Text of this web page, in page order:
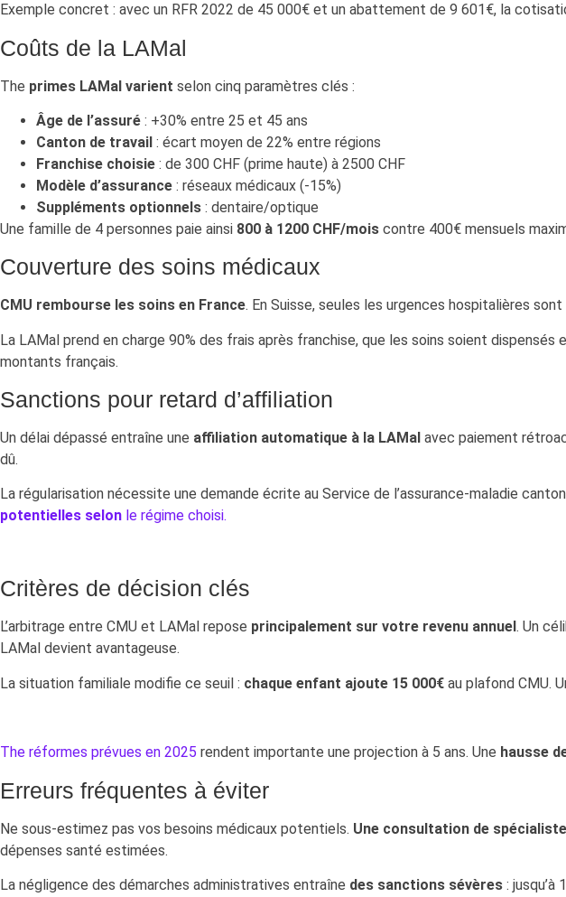
Exemple concret : avec un RFR 2022 de 45 000€ et un abattement de 9 601€, la
Coûts de la LAMal
The primes LAMal varient selon cinq paramètres clés :
Âge de l’assuré : +30% entre 25 et 45 ans
Canton de travail : écart moyen de 22% entre régions
Franchise choisie : de 300 CHF (prime haute) à 2500 CHF
Modèle d’assurance : réseaux médicaux (-15%)
Suppléments optionnels : dentaire/optique
Une famille de 4 personnes paie ainsi 800 à 1200 CHF/mois contre 400€ mensuels
Couverture des soins médicaux
CMU rembourse les soins en France. En Suisse, seules les urgences hospitalières
La LAMal prend en charge 90% des frais après franchise, que les soins soient dispensés
montants français.
Sanctions pour retard d’affiliation
Un délai dépassé entraîne une affiliation automatique à la LAMal avec paiement
dû.
La régularisation nécessite une demande écrite au Service de l’assurance-maladie
potentielles selon le régime choisi.
Critères de décision clés
L’arbitrage entre CMU et LAMal repose principalement sur votre revenu annuel . Un
LAMal devient avantageuse.
La situation familiale modifie ce seuil : chaque enfant ajoute 15 000€ au plafond CMU.
The réformes prévues en 2025 rendent importante une projection à 5 ans. Une hausse
Erreurs fréquentes à éviter
Ne sous-estimez pas vos besoins médicaux potentiels. Une consultation de
dépenses santé estimées.
La négligence des démarches administratives entraîne des sanctions sévères :